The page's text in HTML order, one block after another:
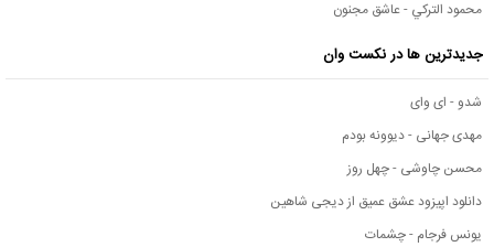
محمود التركي - عاشق مجنون
جدیدترین ها در نکست وان
شدو - ای وای
مهدی جهانی - دیوونه بودم
محسن چاوشی - چهل روز
دانلود اپیزود عشق عمیق از دیجی شاهین
یونس فرجام - چشمات